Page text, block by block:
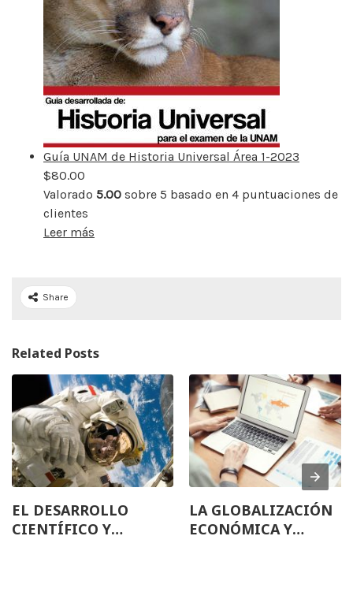
Guía UNAM de Historia Universal Área 1-2023
$80.00
Valorado 5.00 sobre 5 basado en 4 puntuaciones de
clientes
Leer más
Share
Related Posts
EL DESARROLLO
CIENTÍFICO Y
LA GLOBALIZACIÓN
ECONÓMICA Y